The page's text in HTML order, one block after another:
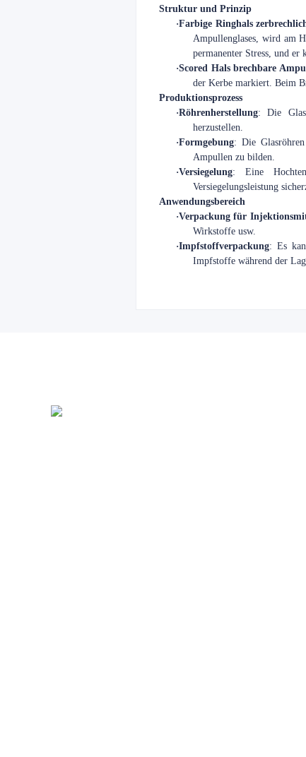
Struktur und Prinzip
·Farbige Ringhals
Ampullenglases, wird am
permanenter Stress, und
·Scored Hals brechbare
der Kerbe markiert. Beim
Produktionsprozess
·Röhrenherstellung: Die
herzustellen.
·Formgebung: Die
Ampullen zu bilden.
·Versiegelung: Eine
Versiegelungsleistung
Anwendungsbereich
·Verpackung für
Wirkstoffe usw.
·Impfstoffverpackung: Es
Impfstoffe während der